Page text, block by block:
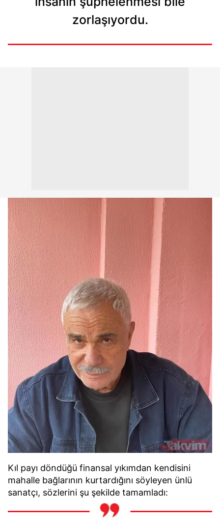
zorlaşıyordu.
Kıl payı döndüğü finansal yıkımdan kendisini
mahalle bağlarının kurtardığını söyleyen ünlü
sanatçı, sözlerini şu şekilde tamamladı: